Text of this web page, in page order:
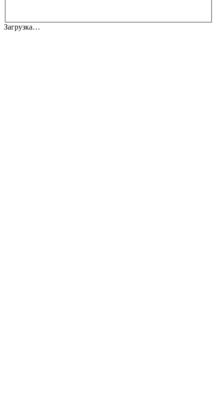
Загрузка…